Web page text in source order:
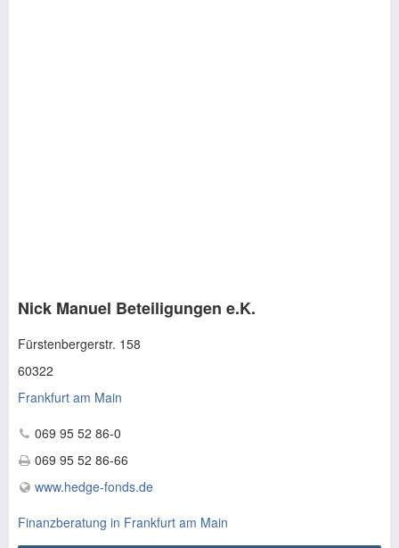
Nick Manuel Beteiligungen e.K.
Fürstenbergerstr. 158
60322
Frankfurt am Main
069 95 52 86-0
069 95 52 86-66
www.hedge-fonds.de
Finanzberatung in Frankfurt am Main